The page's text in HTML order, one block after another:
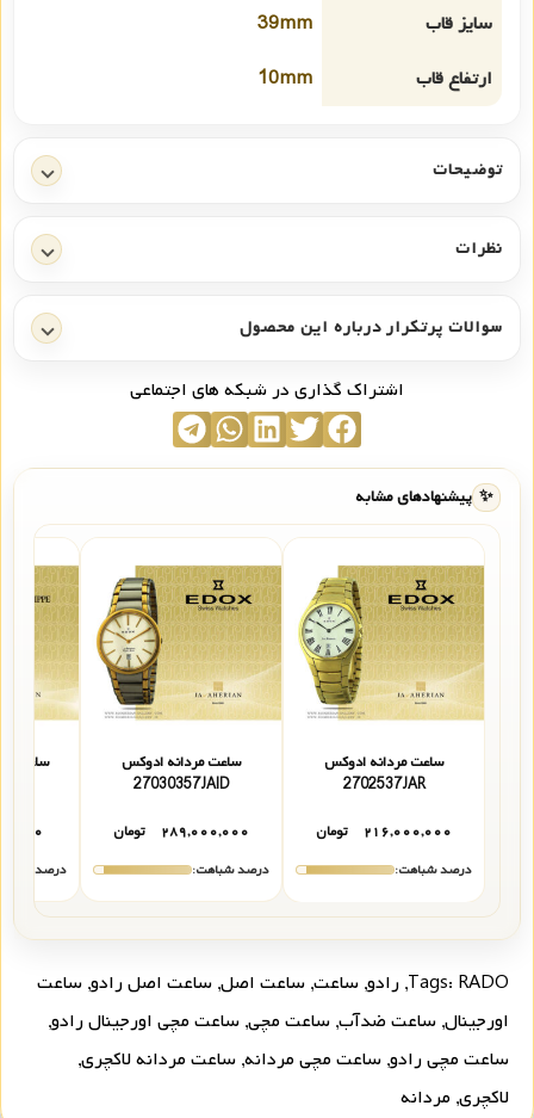
سایز قاب
39mm
ارتفاع قاب
10mm
توضیحات
نظرات
سوالات پرتکرار درباره این محصول
اشتراک گذاری در شبکه های اجتماعی
✨ پیشنهادهای مشابه
ساعت مردانه ادوکس
2702537JAR
۲۱۶,۰۰۰,۰۰۰
تومان
درصد شباهت:
ساعت مردانه ادوکس
27030357JAID
۲۸۹,۰۰۰,۰۰۰
تومان
درصد شباهت:
ساعت
درصد
Tags: RADO
, رادو, ساعت, ساعت اصل, ساعت اصل رادو, ساعت
اورجینال, ساعت ضدآب, ساعت مچی, ساعت مچی اورجینال رادو,
ساعت مچی رادو, ساعت مچی مردانه, ساعت مردانه لاکچری,
لاکچری, مردانه